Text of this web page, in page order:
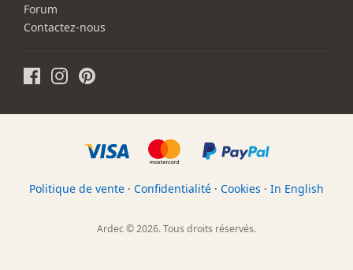
Forum
Contactez-nous
Politique de vente · Confidentialité · Cookies · In English
Ardec © 2026. Tous droits réservés.